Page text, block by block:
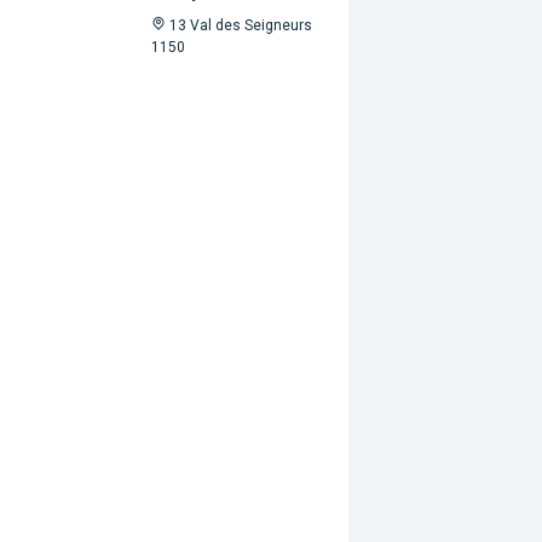
votre intérieur
100% naturelles à Bruxelles
13 Val des Seigneurs
1150